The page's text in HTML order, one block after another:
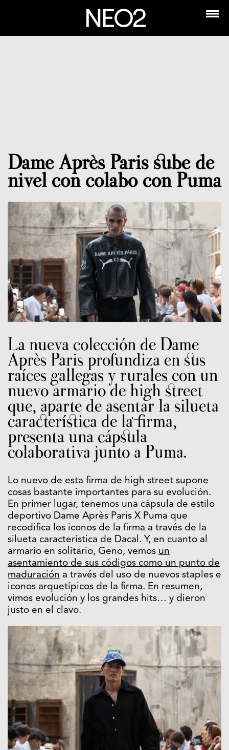
Dame Après Paris sube de
nivel con colabo con Puma
La nueva colección de Dame
Après Paris profundiza en sus
raíces gallegas y rurales con un
nuevo armario de high street
que, aparte de asentar la silueta
característica de la firma,
presenta una cápsula
colaborativa junto a Puma.
Lo nuevo de esta firma de high street supone
cosas bastante importantes para su evolución.
En primer lugar, tenemos una cápsula de estilo
deportivo Dame Après Paris X Puma que
recodifica los iconos de la firma a través de la
silueta característica de Dacal. Y, en cuanto al
armario en solitario, Geno, vemos un
asentamiento de sus códigos como un punto de
maduración a través del uso de nuevos staples e
iconos arquetípicos de la firma. En resumen,
vimos evolución y los grandes hits… y dieron
justo en el clavo.